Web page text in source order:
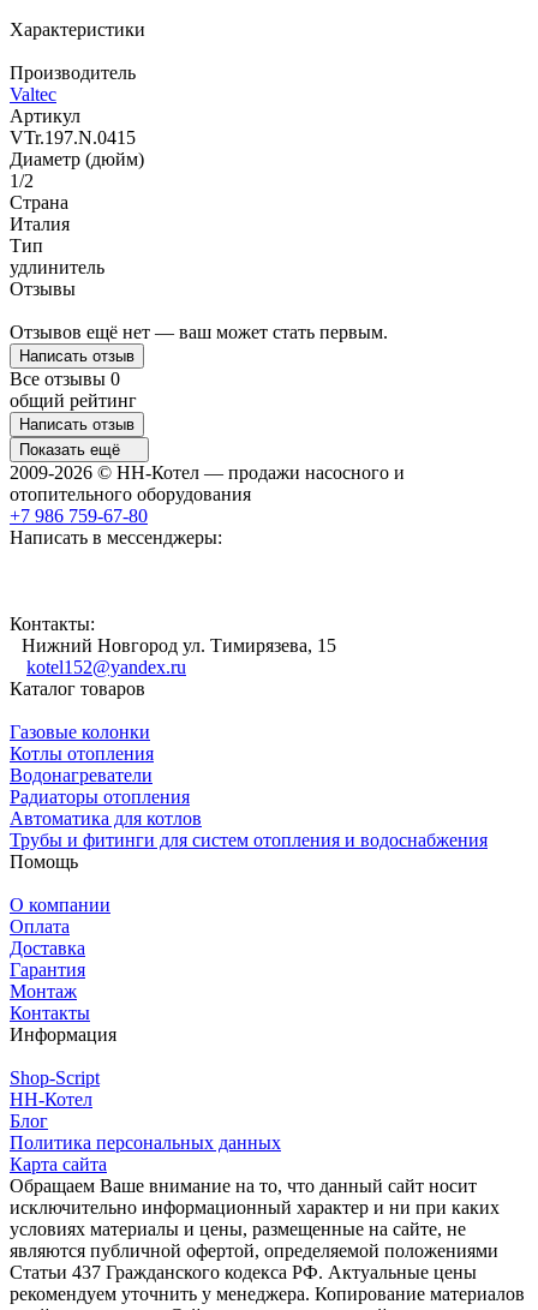
Характеристики
Производитель
Valtec
Артикул
VTr.197.N.0415
Диаметр (дюйм)
1/2
Страна
Италия
Тип
удлинитель
Отзывы
Отзывов ещё нет — ваш может стать первым.
Написать отзыв
Все отзывы 0
общий рейтинг
Написать отзыв
Показать ещё
2009-2026 © НН-Котел — продажи насосного и
отопительного оборудования
+7 986 759-67-80
Написать в мессенджеры:
Контакты:
Нижний Новгород ул. Тимирязева, 15
kotel152@yandex.ru
Каталог товаров
Газовые колонки
Котлы отопления
Водонагреватели
Радиаторы отопления
Автоматика для котлов
Трубы и фитинги для систем отопления и водоснабжения
Помощь
О компании
Оплата
Доставка
Гарантия
Монтаж
Контакты
Информация
Shop-Script
НН-Котел
Блог
Политика персональных данных
Карта сайта
Обращаем Ваше внимание на то, что данный сайт носит
исключительно информационный характер и ни при каких
условиях материалы и цены, размещенные на сайте, не
являются публичной офертой, определяемой положениями
Статьи 437 Гражданского кодекса РФ. Актуальные цены
рекомендуем уточнить у менеджера. Копирование материалов